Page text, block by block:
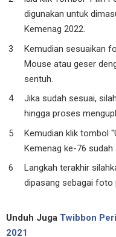
digunakan untuk
Kemenag 2022.
Kemudian sesuaikan
Mouse atau geser
sentuh.
Jika sudah sesuai,
hingga proses
Kemudian klik tombol
Kemenag ke-76 sudah
Langkah terakhir
dipasang sebagai foto
Unduh Juga Twibbon
2021